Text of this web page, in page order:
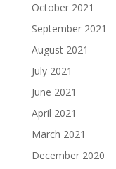
October 2021
September 2021
August 2021
July 2021
June 2021
April 2021
March 2021
December 2020